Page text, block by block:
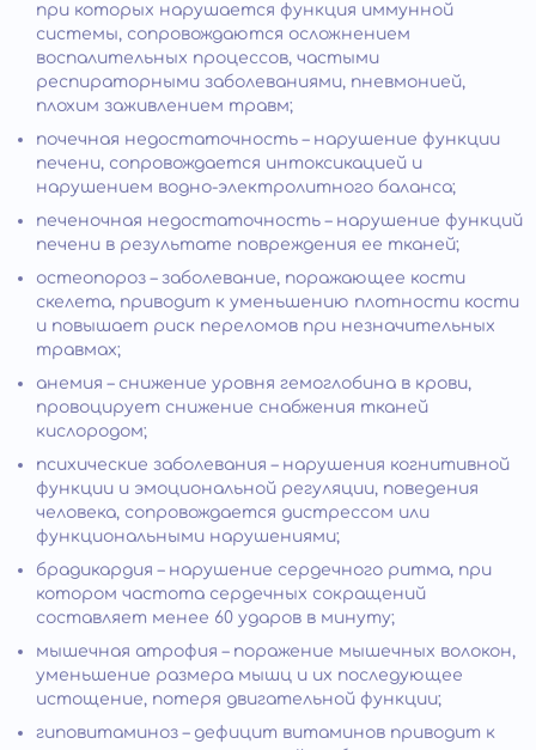
при которых нарушается функция иммунной
системы, сопровождаются осложнением
воспалительных процессов, частыми
респираторными заболеваниями, пневмонией,
плохим заживлением травм;
почечная недостаточность – нарушение функции
печени, сопровождается интоксикацией и
нарушением водно-электролитного баланса;
печеночная недостаточность – нарушение функций
печени в результате повреждения ее тканей;
остеопороз – заболевание, поражающее кости
скелета, приводит к уменьшению плотности кости
и повышает риск переломов при незначительных
травмах;
анемия – снижение уровня гемоглобина в крови,
провоцирует снижение снабжения тканей
кислородом;
психические заболевания – нарушения когнитивной
функции и эмоциональной регуляции, поведения
человека, сопровождается дистрессом или
функциональными нарушениями;
брадикардия – нарушение сердечного ритма, при
котором частота сердечных сокращений
составляет менее 60 ударов в минуту;
мышечная атрофия – поражение мышечных волокон,
уменьшение размера мышц и их последующее
истощение, потеря двигательной функции;
гиповитаминоз – дефицит витаминов приводит к